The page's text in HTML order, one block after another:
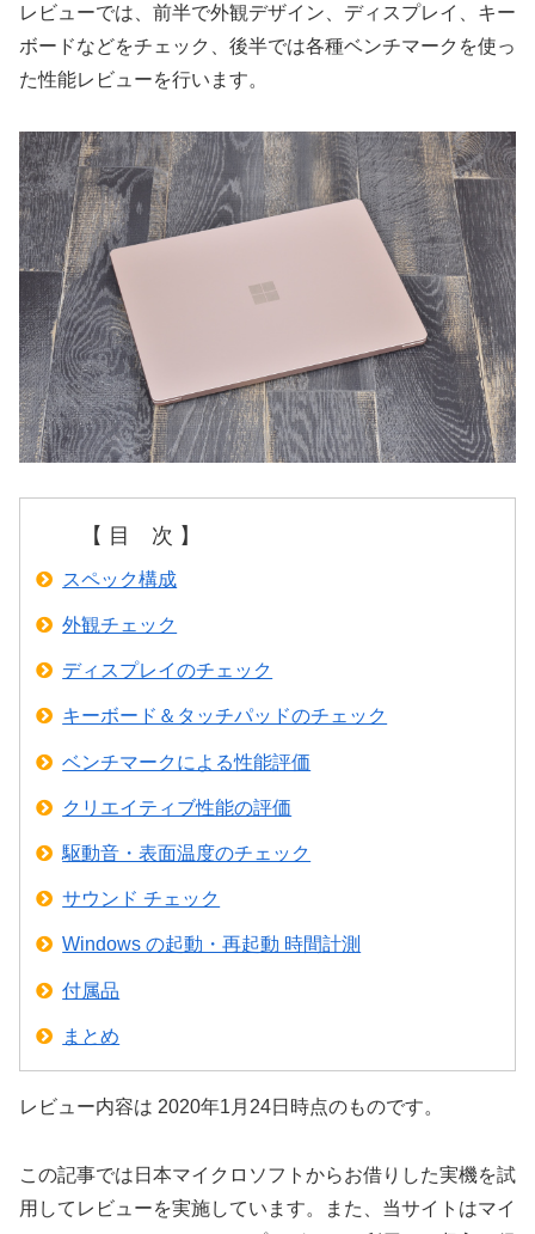
レビューでは、前半で外観デザイン、ディスプレイ、キー
ボードなどをチェック、後半では各種ベンチマークを使っ
た性能レビューを行います。
【 目 次 】
スペック構成
外観チェック
ディスプレイのチェック
キーボード＆タッチパッドのチェック
ベンチマークによる性能評価
クリエイティブ性能の評価
駆動音・表面温度のチェック
サウンド チェック
Windows の起動・再起動 時間計測
付属品
まとめ
レビュー内容は 2020年1月24日時点のものです。
この記事では日本マイクロソフトからお借りした実機を試
用してレビューを実施しています。また、当サイトはマイ